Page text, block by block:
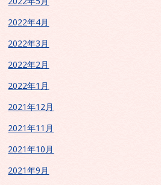
2022年4月
2022年3月
2022年2月
2022年1月
2021年12月
2021年11月
2021年10月
2021年9月